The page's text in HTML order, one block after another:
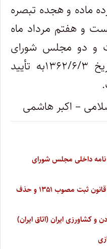
ماده و هجده تبصره
و هفتم مرداد ماه
و دو مجلس شورای
‌اسلامی تصویب و در تاریخ ۱۳۶۲/۶/۳به تأیید
– اکبر هاشمی
قانون آیین نامه داخلی مجلس شورای
قانون اصلاح ماده (۳۴) اصلاحی قانون ثبت مصوب ۱۳۵۱ و حذف
و کشاورزی ایران (اتاق ایران)